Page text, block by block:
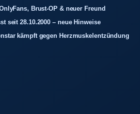
Brust-OP & neuer Freund
seit 28.10.2000 – neue Hinweise
kämpft gegen Herzmuskelentzündung